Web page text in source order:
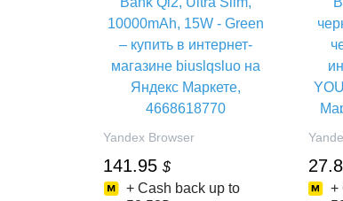
Yandex Browser
141.95 $
+ Cash back up to
+